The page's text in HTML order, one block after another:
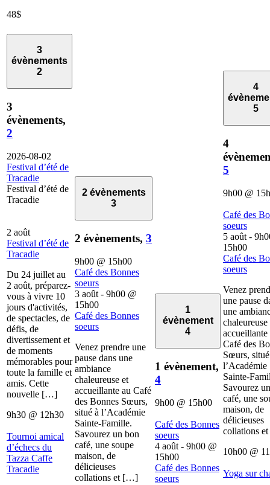
48$
3
évènements
2
3
évènements,
2
2026-08-02
Festival d’été de
Tracadie
Festival d’été de
Tracadie
2 août
Festival d’été de
Tracadie
Du 24 juillet au
2 août, préparez-
vous à vivre 10
jours d'activités,
de spectacles, de
défis, de
divertissement et
de moments
mémorables pour
toute la famille et
amis. Cette
nouvelle […]
9h30 @ 12h30
Tournoi amical
d’échecs du
Tazza Caffe
Tracadie
2 évènements
3
2 évènements, 3
9h00 @ 15h00
Café des Bonnes
soeurs
3 août - 9h00 @
15h00
Café des Bonnes
soeurs
Venez prendre une
pause dans une
ambiance
chaleureuse et
accueillante au Café
des Bonnes Sœurs,
situé à l’Académie
Sainte-Famille.
Savourez un bon
café, une soupe
maison, de
délicieuses
collations et […]
1
évènement
4
1 évènement,
4
9h00 @ 15h00
Café des Bonnes
soeurs
4 août - 9h00 @
15h00
Café des Bonnes
soeurs
4
5
4
5
9h00 @
Café des
soeurs
5 août -
15h00
Café des
soeurs
Venez
une pause
une
chaleureuse
accueillante
Café des
Sœurs,
l’Académie
Sainte-
Savourez
café, une
maison, de
délicieuses
collations
10h00 @
Yoga sur